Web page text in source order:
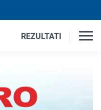
REZULTATI